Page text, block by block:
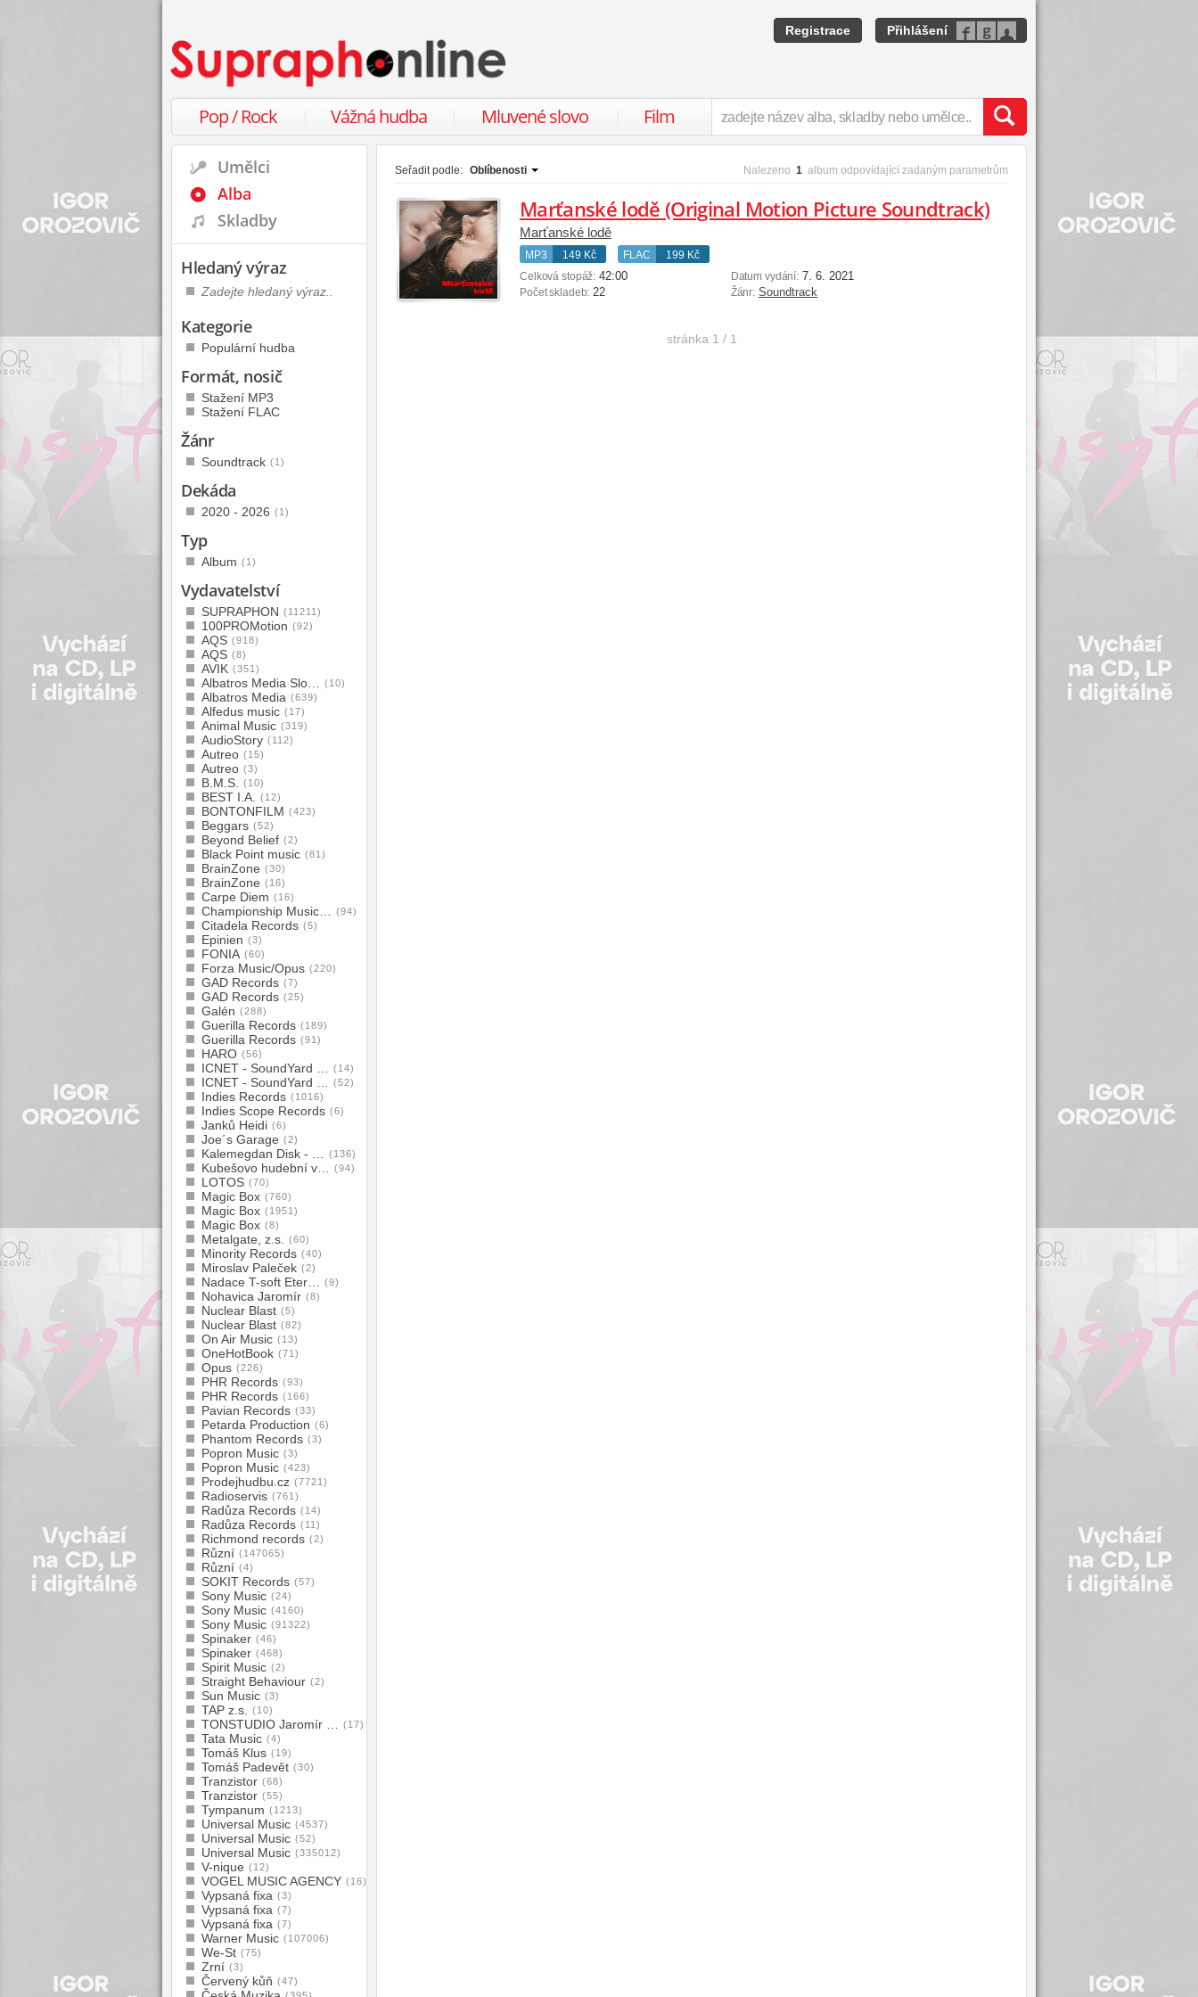
Registrace Přihlášení
Pop / Rock Vážná hudba Mluvené slovo Film
Seřadit podle: Oblíbenosti Nalezeno 1 album odpovídající zadaným parametrům
Marťanské lodě (Original Motion Picture Soundtrack)
Marťanské lodě
MP3 149 Kč FLAC
199 Kč
Celková stopáž: 42:00
Počet skladeb: 22
Datum vydání: 7. 6. 2021
Žánr: Soundtrack
stránka 1 / 1
Umělci
Alba
Skladby
Hledaný výraz
Kategorie
Populární hudba
Formát, nosič
Stažení MP3
Stažení FLAC
Žánr
Soundtrack (1)
Dekáda
2020 - 2026 (1)
Typ
Album (1)
Vydavatelství
SUPRAPHON (11211)
100PROMotion (92)
AQS (918)
AQS (8)
AVIK (351)
Albatros Media Slo… (10)
Albatros Media (639)
Alfedus music (17)
Animal Music (319)
AudioStory (112)
Autreo (15)
Autreo (3)
B.M.S. (10)
BEST I.A. (12)
BONTONFILM (423)
Beggars (52)
Beyond Belief (2)
Black Point music (81)
BrainZone (30)
BrainZone (16)
Carpe Diem (16)
Championship Music… (94)
Citadela Records (5)
Epinien (3)
FONIA (60)
Forza Music/Opus (220)
GAD Records (7)
GAD Records (25)
Galén (288)
Guerilla Records (189)
Guerilla Records (91)
HARO (56)
ICNET - SoundYard … (14)
ICNET - SoundYard … (52)
Indies Records (1016)
Indies Scope Records (6)
Janků Heidi (6)
Joe´s Garage (2)
Kalemegdan Disk - … (136)
Kubešovo hudební v… (94)
LOTOS (70)
Magic Box (760)
Magic Box (1951)
Magic Box (8)
Metalgate, z.s. (60)
Minority Records (40)
Miroslav Paleček (2)
Nadace T-soft Eter… (9)
Nohavica Jaromír (8)
Nuclear Blast (5)
Nuclear Blast (82)
On Air Music (13)
OneHotBook (71)
Opus (226)
PHR Records (93)
PHR Records (166)
Pavian Records (33)
Petarda Production (6)
Phantom Records (3)
Popron Music (3)
Popron Music (423)
Prodejhudbu.cz (7721)
Radioservis (761)
Radůza Records (14)
Radůza Records (11)
Richmond records (2)
Různí (147065)
Různí (4)
SOKIT Records (57)
Sony Music (24)
Sony Music (4160)
Sony Music (91322)
Spinaker (46)
Spinaker (468)
Spirit Music (2)
Straight Behaviour (2)
Sun Music (3)
TAP z.s. (10)
TONSTUDIO Jaromír … (17)
Tata Music (4)
Tomáš Klus (19)
Tomáš Padevět (30)
Tranzistor (68)
Tranzistor (55)
Tympanum (1213)
Universal Music (4537)
Universal Music (52)
Universal Music (335012)
V-nique (12)
VOGEL MUSIC AGENCY (16)
Vypsaná fixa (3)
Vypsaná fixa (7)
Vypsaná fixa (7)
Warner Music (107006)
We-St (75)
Zrní (3)
Červený kůň (47)